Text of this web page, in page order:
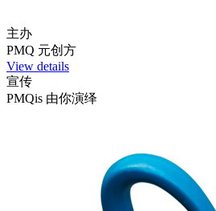
主办
PMQ 元创方
View details
宣传
PMQis 由你演绎